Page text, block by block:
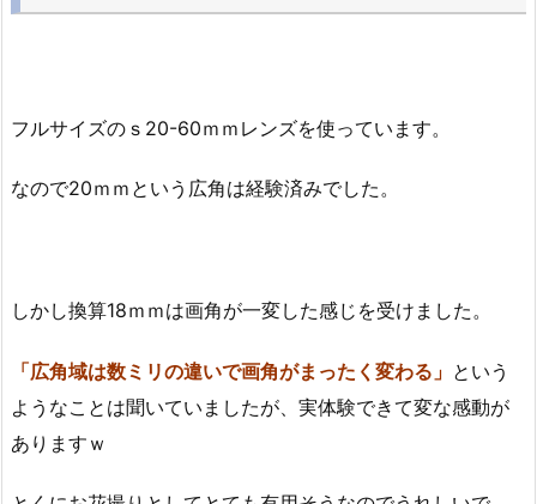
フルサイズのｓ20-60ｍｍレンズを使っています。
なので20ｍｍという広角は経験済みでした。
しかし換算18ｍｍは画角が一変した感じを受けました。
「広角域は数ミリの違いで画角がまったく変わる」 という
ようなことは聞いていましたが、実体験できて変な感動が
ありますｗ